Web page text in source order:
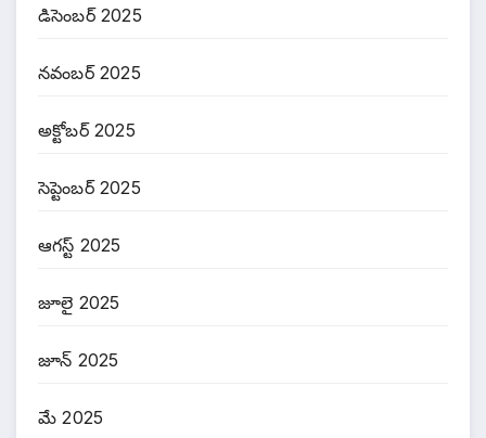
డిసెంబర్ 2025
నవంబర్ 2025
అక్టోబర్ 2025
సెప్టెంబర్ 2025
ఆగస్ట్ 2025
జూలై 2025
జూన్ 2025
మే 2025